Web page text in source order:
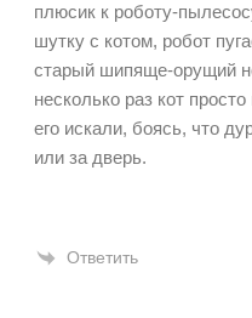
плюсик к роботу-
шутку с котом, робот
старый шипяще-орущий
несколько раз кот
его искали, боясь, что
или за дверь.
Ответить